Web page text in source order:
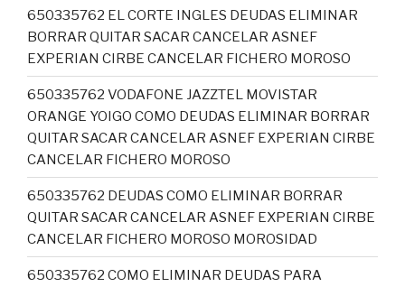
650335762 EL CORTE INGLES DEUDAS ELIMINAR
BORRAR QUITAR SACAR CANCELAR ASNEF
EXPERIAN CIRBE CANCELAR FICHERO MOROSO
650335762 VODAFONE JAZZTEL MOVISTAR
ORANGE YOIGO COMO DEUDAS ELIMINAR BORRAR
QUITAR SACAR CANCELAR ASNEF EXPERIAN CIRBE
CANCELAR FICHERO MOROSO
650335762 DEUDAS COMO ELIMINAR BORRAR
QUITAR SACAR CANCELAR ASNEF EXPERIAN CIRBE
CANCELAR FICHERO MOROSO MOROSIDAD
650335762 COMO ELIMINAR DEUDAS PARA